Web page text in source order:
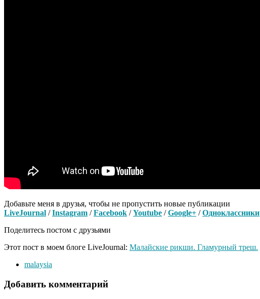
Добавьте меня в друзья, чтобы не пропустить новые публикации
LiveJournal /Instagram /Facebook /Youtube /Google+ /Одноклассники
Поделитесь постом с друзьями
Этот пост в моем блоге LiveJournal: Малайские рикши. Гламурный треш.
malaysia
Добавить комментарий